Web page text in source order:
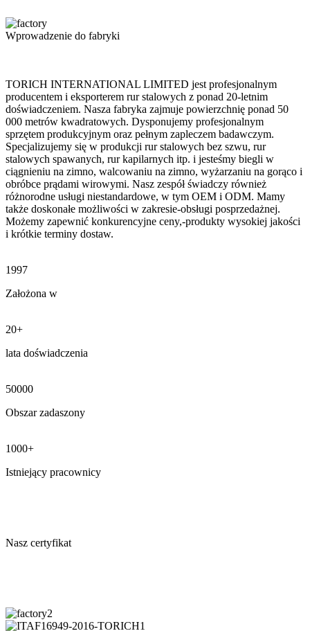
Wprowadzenie do fabryki
TORICH INTERNATIONAL LIMITED jest profesjonalnym
producentem i eksporterem rur stalowych z ponad 20-letnim
doświadczeniem. Nasza fabryka zajmuje powierzchnię ponad 50
000 metrów kwadratowych. Dysponujemy profesjonalnym
sprzętem produkcyjnym oraz pełnym zapleczem badawczym.
Specjalizujemy się w produkcji rur stalowych bez szwu, rur
stalowych spawanych, rur kapilarnych itp. i jesteśmy biegli w
ciągnieniu na zimno, walcowaniu na zimno, wyżarzaniu na gorąco i
obróbce prądami wirowymi. Nasz zespół świadczy również
różnorodne usługi niestandardowe, w tym OEM i ODM. Mamy
także doskonałe możliwości w zakresie-obsługi posprzedażnej.
Możemy zapewnić konkurencyjne ceny,-produkty wysokiej jakości
i krótkie terminy dostaw.
1997
Założona w
20+
lata doświadczenia
50000
Obszar zadaszony
1000+
Istniejący pracownicy
Nasz certyfikat